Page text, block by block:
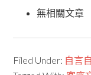
無相關文章
Filed Under: 自言